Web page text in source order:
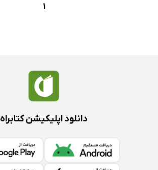
1
دانلود اپلیکیشن کتابراه